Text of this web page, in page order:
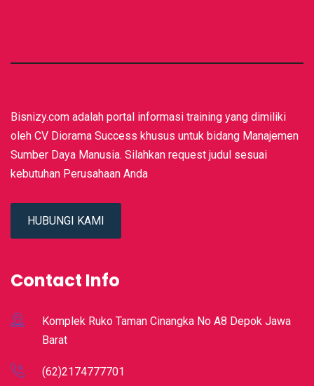
Bisnizy.com adalah portal informasi training yang dimiliki
oleh CV Diorama Success khusus untuk bidang Manajemen
Sumber Daya Manusia. Silahkan request judul sesuai
kebutuhan Perusahaan Anda
HUBUNGI KAMI
Contact Info
Komplek Ruko Taman Cinangka No A8 Depok Jawa
Barat
(62)2174777701